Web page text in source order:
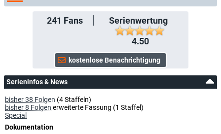
241 Fans
Serienwertung
4.50
Serieninfos & News
bisher 38 Folgen (4 Staffeln)
bisher 8 Folgen erweiterte Fassung (1 Staffel)
Special
Dokumentation